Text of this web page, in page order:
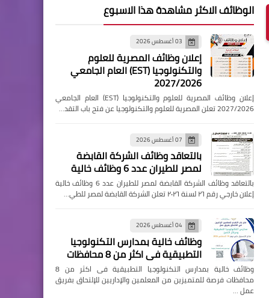
الوظائف الاكثر مشاهدة هذا الاسبوع
03 أغسطس 2026
إعلان وظائف المصرية للعلوم
والتكنولوجيا (EST) العام الجامعي
2027/2026
إعلان وظائف المصرية للعلوم والتكنولوجيا (EST) العام الجامعي
2027/2026 تعلن المصرية للعلوم والتكنولوجيا عن فتح باب التقد…
07 أغسطس 2026
بالتعاقد وظائف الشركة القابضة
لمصر للطيران عدد 6 وظائف خالية
بالتعاقد وظائف الشركة القابضة لمصر للطيران عدد 6 وظائف خالية
إعلان خارجي رقم ٢٦ لسنة ٢٠٢٦ تعلن الشركة القابضة لمصر للطي…
04 أغسطس 2026
وظائف خالية بمدارس التكنولوجيا
التطبيقية فى اكثر من 8 محافظات
وظائف خالية بمدارس التكنولوجيا التطبيقية فى اكثر من 8
محافظات فرصة للمتميزين من المعلمين والإداريين للإلتحاق بفريق
عمل …